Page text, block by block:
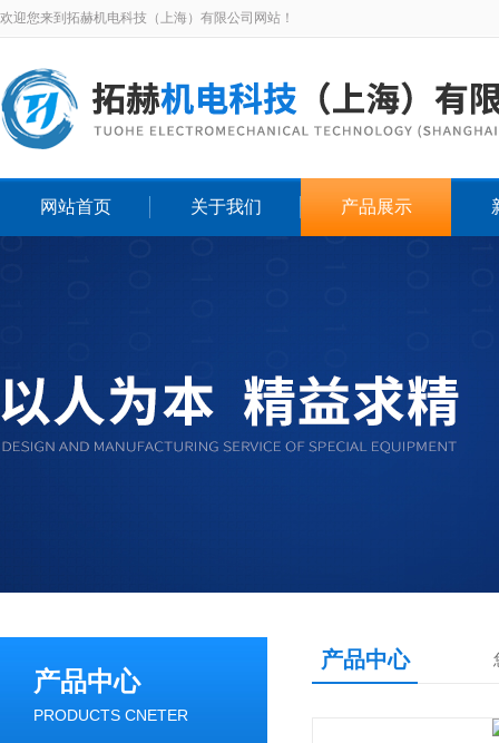
欢迎您来到拓赫机电科技（上海）有限公司网站！
网站首页 关于我们 产品展示
产品中心
PRODUCTS CNETER
产品中心